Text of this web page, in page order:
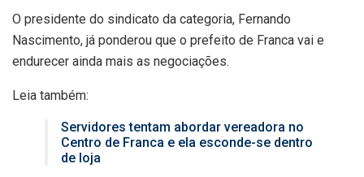
O presidente do sindicato da categoria, Fernando
Nascimento, já ponderou que o prefeito de Franca vai e
endurecer ainda mais as negociações.
Leia também:
Servidores tentam abordar vereadora no
Centro de Franca e ela esconde-se dentro
de loja